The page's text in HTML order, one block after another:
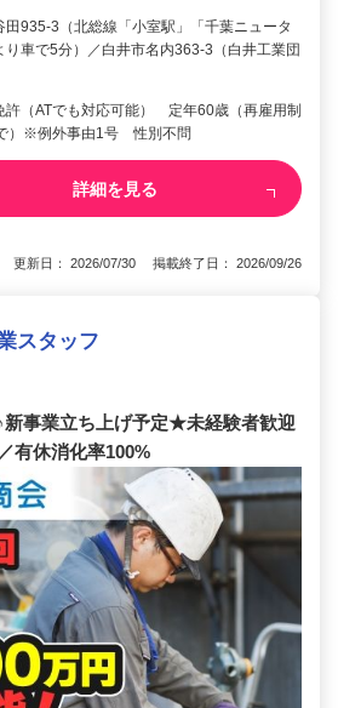
田935-3（北総線「小室駅」「千葉ニュータ
り車で5分）／白井市名内363-3（白井工業団
許（ATでも対応可能） 定年60歳（再雇用制
）※例外事由1号 性別不問
詳細を見る
更新日： 2026/07/30 掲載終了日： 2026/09/26
スタッフ
新事業立ち上げ予定★未経験者歓迎
有休消化率100%